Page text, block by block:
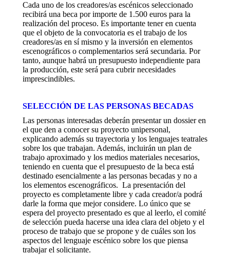
Cada uno de los creadores/as escénicos seleccionado
recibirá una beca por importe de 1.500 euros para la
realización del proceso. Es importante tener en cuenta
que el objeto de la convocatoria es el trabajo de los
creadores/as en sí mismo y la inversión en elementos
escenográficos o complementarios será secundaria. Por
tanto, aunque habrá un presupuesto independiente para
la producción, este será para cubrir necesidades
imprescindibles.
SELECCIÓN DE LAS PERSONAS BECADAS
Las personas interesadas deberán presentar un dossier en
el que den a conocer su proyecto unipersonal,
explicando además su trayectoria y los lenguajes teatrales
sobre los que trabajan. Además, incluirán un plan de
trabajo aproximado y los medios materiales necesarios,
teniendo en cuenta que el presupuesto de la beca está
destinado esencialmente a las personas becadas y no a
los elementos escenográficos. La presentación del
proyecto es completamente libre y cada creador/a podrá
darle la forma que mejor considere. Lo único que se
espera del proyecto presentado es que al leerlo, el comité
de selección pueda hacerse una idea clara del objeto y el
proceso de trabajo que se propone y de cuáles son los
aspectos del lenguaje escénico sobre los que piensa
trabajar el solicitante.